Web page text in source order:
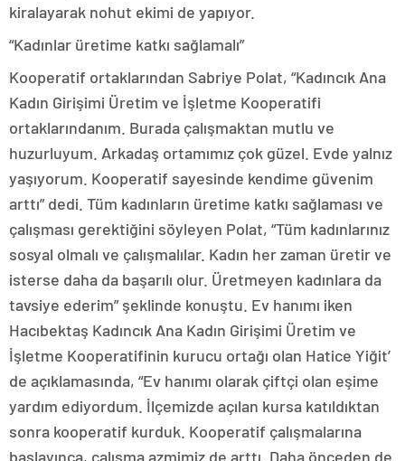
kiralayarak nohut ekimi de yapıyor.
“Kadınlar üretime katkı sağlamalı”
Kooperatif ortaklarından Sabriye Polat, “Kadıncık Ana
Kadın Girişimi Üretim ve İşletme Kooperatifi
ortaklarındanım. Burada çalışmaktan mutlu ve
huzurluyum. Arkadaş ortamımız çok güzel. Evde yalnız
yaşıyorum. Kooperatif sayesinde kendime güvenim
arttı” dedi. Tüm kadınların üretime katkı sağlaması ve
çalışması gerektiğini söyleyen Polat, “Tüm kadınlarınız
sosyal olmalı ve çalışmalılar. Kadın her zaman üretir ve
isterse daha da başarılı olur. Üretmeyen kadınlara da
tavsiye ederim” şeklinde konuştu. Ev hanımı iken
Hacıbektaş Kadıncık Ana Kadın Girişimi Üretim ve
İşletme Kooperatifinin kurucu ortağı olan Hatice Yiğit’
de açıklamasında, “Ev hanımı olarak çiftçi olan eşime
yardım ediyordum. İlçemizde açılan kursa katıldıktan
sonra kooperatif kurduk. Kooperatif çalışmalarına
başlayınca, çalışma azmimiz de arttı. Daha önceden de